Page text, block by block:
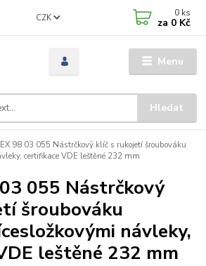
Menu
CZK
Hledat
0 ks
za 0 Kč
98 03 055 Nástrčkový klíč s rukojetí šroubováku
certifikace VDE leštěné 232 mm
055 Nástrčkový
šroubováku
návleky,
leštěné 232 mm